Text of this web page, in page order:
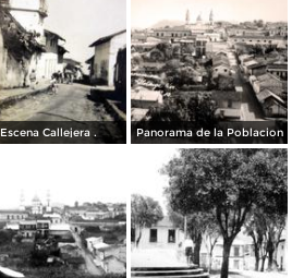
Escena Callejera . Panorama de la Poblacion